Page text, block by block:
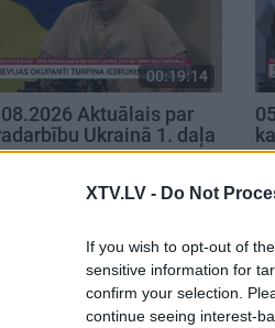
XTV.LV - Do Not
If you wish to opt-out of
sensitive information for
confirm your selection.
continue seeing interest-
00:19:14
Aktuālais par
Ukrainā 1. daļa